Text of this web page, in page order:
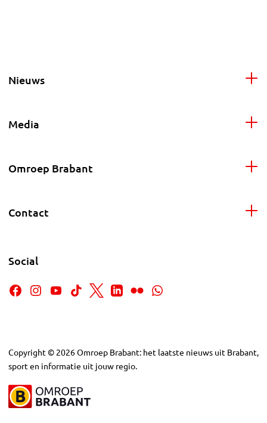
Nieuws
Media
Omroep Brabant
Contact
Social
Copyright © 2026Omroep Brabant: het laatste nieuws uit Brabant,
sport en informatie uit jouw regio.